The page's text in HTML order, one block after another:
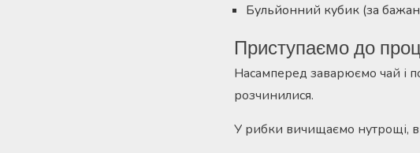
Бульйонний кубик (за
Приступаємо до
Насамперед заварюємо чай і
розчинилися.
У рибки вичищаємо нутрощі,